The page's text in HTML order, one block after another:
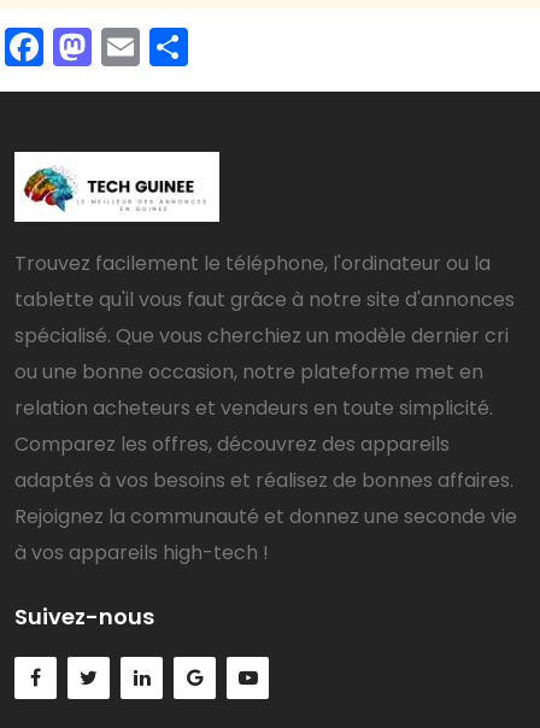
Facebook
Mastodon
Email
Trouvez facilement le téléphone, l'ordinateur ou la
tablette qu'il vous faut grâce à notre site d'annonces
spécialisé. Que vous cherchiez un modèle dernier cri
ou une bonne occasion, notre plateforme met en
relation acheteurs et vendeurs en toute simplicité.
Comparez les offres, découvrez des appareils
adaptés à vos besoins et réalisez de bonnes affaires.
Rejoignez la communauté et donnez une seconde vie
à vos appareils high-tech !
Suivez-nous